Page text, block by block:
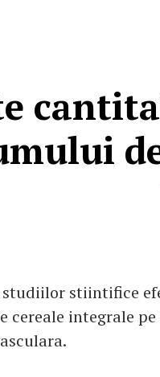
stiintifice
cereale integrale